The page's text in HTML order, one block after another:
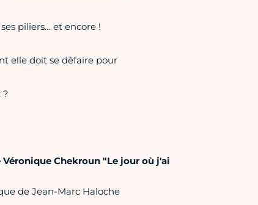
piliers… et encore !
elle doit se défaire pour
?
Véronique Chekroun "Le jour où j'ai
de Jean-Marc Haloche